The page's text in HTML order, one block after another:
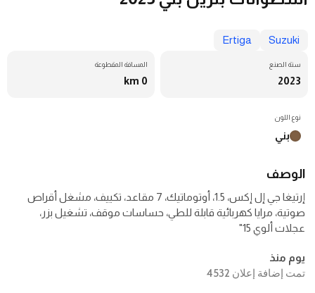
Suzuki
Ertiga
سنة الصنع
2023
المسافة المقطوعة
0 km
نوع اللون
بني
الوصف
إرتيغا جي إل إكس، 1.5، أوتوماتيك، 7 مقاعد، تكييف، مشغل أقراص
صوتية، مرايا كهربائية قابلة للطي، حساسات موقف، تشغيل بزر،
عجلات ألوي 15"
يوم منذ
تمت إضافة إعلان 4532